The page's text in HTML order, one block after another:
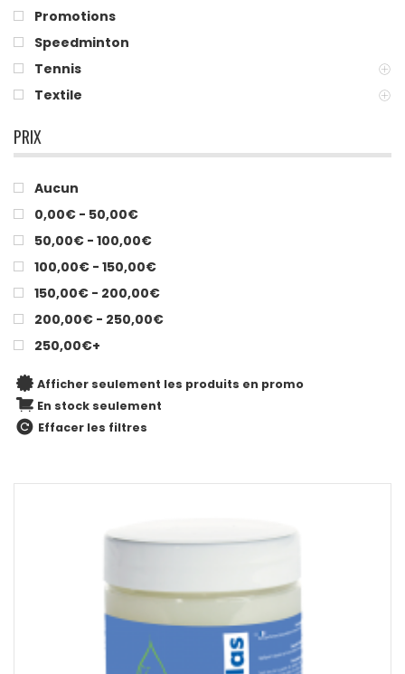
Promotions
Speedminton
Tennis
Textile
PRIX
Aucun
0,00€ - 50,00€
50,00€ - 100,00€
100,00€ - 150,00€
150,00€ - 200,00€
200,00€ - 250,00€
250,00€+
Afficher seulement les produits en promo
En stock seulement
Effacer les filtres